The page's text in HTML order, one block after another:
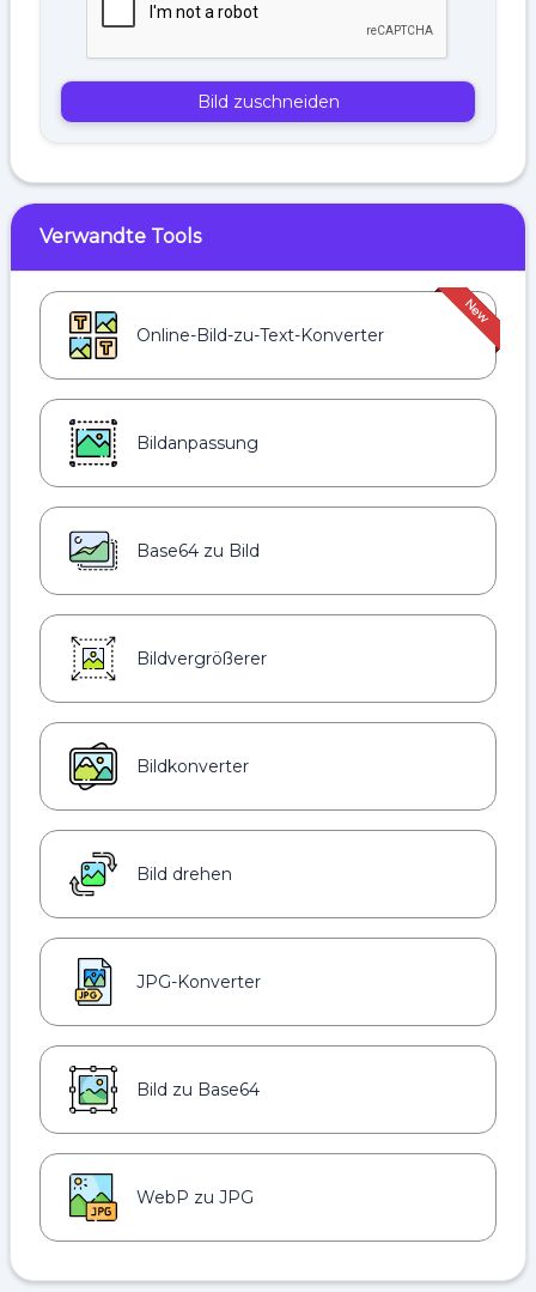
Bild zuschneiden
Verwandte Tools
Online-Bild-zu-Text-Konverter
Bildanpassung
Base64 zu Bild
Bildvergrößerer
Bildkonverter
Bild drehen
JPG-Konverter
Bild zu Base64
WebP zu JPG